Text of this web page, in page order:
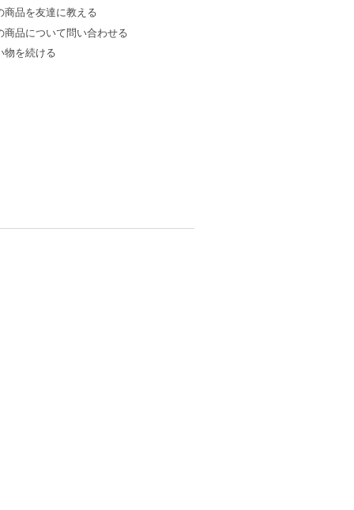
商品を友達に教える
商品について問い合わせる
物を続ける